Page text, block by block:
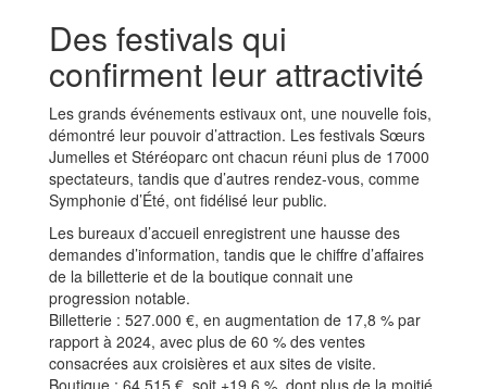
Des festivals qui
confirment leur attractivité
Les grands événements estivaux ont, une nouvelle fois,
démontré leur pouvoir d’attraction. Les festivals Sœurs
Jumelles et Stéréoparc ont chacun réuni plus de 17000
spectateurs, tandis que d’autres rendez-vous, comme
Symphonie d’Été, ont fidélisé leur public.
Les bureaux d’accueil enregistrent une hausse des
demandes d’information, tandis que le chiffre d’affaires
de la billetterie et de la boutique connait une
progression notable.
Billetterie : 527.000 €, en augmentation de 17,8 % par
rapport à 2024, avec plus de 60 % des ventes
consacrées aux croisières et aux sites de visite.